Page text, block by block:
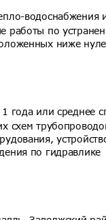
водоснабжения
работы по
ниже
года или среднее
схем
по гидравлике